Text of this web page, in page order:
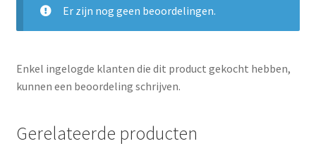
Er zijn nog geen beoordelingen.
Enkel ingelogde klanten die dit product gekocht hebben,
kunnen een beoordeling schrijven.
Gerelateerde producten